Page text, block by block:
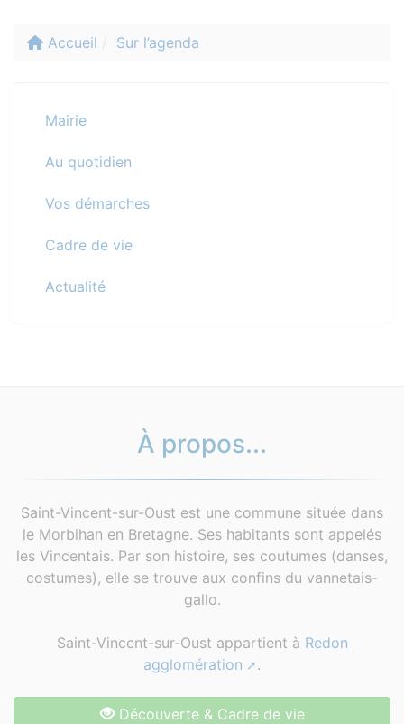
Accueil Sur l’agenda
Mairie
Au quotidien
Vos démarches
Cadre de vie
Actualité
À propos...
Saint-Vincent-sur-Oust est une commune située dans
le Morbihan en Bretagne. Ses habitants sont appelés
les Vincentais. Par son histoire, ses coutumes (danses,
costumes), elle se trouve aux confins du vannetais-
gallo.
Saint-Vincent-sur-Oust appartient à Redon
agglomération
.
Découverte & Cadre de vie